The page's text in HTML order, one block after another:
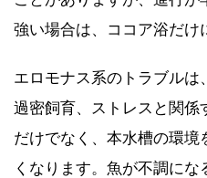
強い場合は、ココア浴だけ
エロモナス系のトラブルは
過密飼育、ストレスと関係
だけでなく、本水槽の環
くなります。魚が不調に